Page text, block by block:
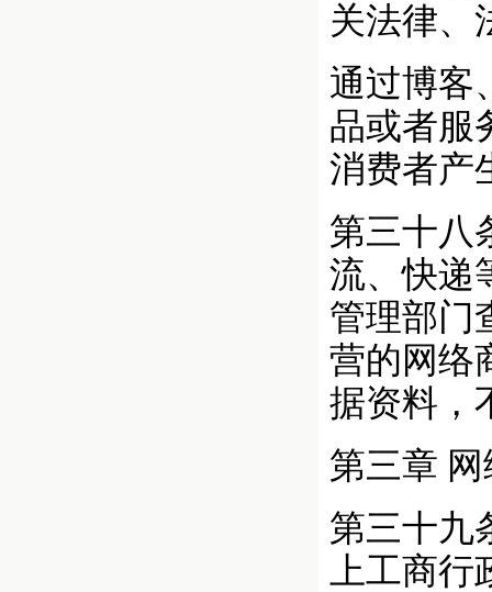
关法律、
通过博客
品或者服
消费者产
第三十八
流、快递
管理部门
营的网络
据资料，
第三章
第三十九
上工商